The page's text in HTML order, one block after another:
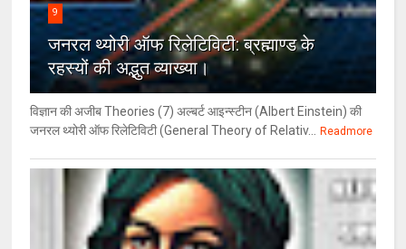
9
जनरल थ्‍योरी ऑफ रिलेटिविटी: ब्रह्माण्‍ड के
रहस्‍यों की अद्भुत व्‍याख्‍या।
विज्ञान की अजीब Theories (7) अल्‍बर्ट आइन्स्टीन (Albert Einstein) की
जनरल थ्योरी ऑफ रिलेटिविटी (General Theory of Relativ...
Readmore